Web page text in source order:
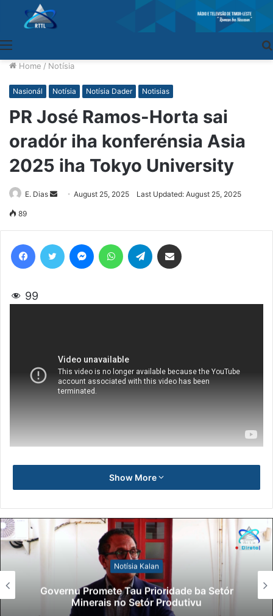
Home / Notísia
Nasionál Notísia Notísia Dader Notisias
PR José Ramos-Horta sai
oradór iha konferénsia Asia
2025 iha Tokyo University
E. Dias
SendAugust 25, 2025 Last Updated: August 25, 2025
89
99
Show More
Notísia Kalan
Governu Promete Tau Prioridade ba Setór
Minerais no Setór Produtivu